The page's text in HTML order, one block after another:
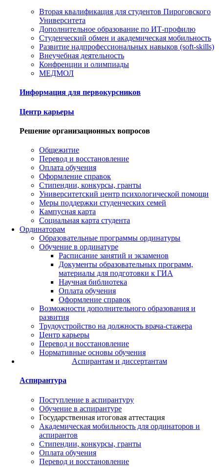
Вторая квалификация для студентов Пироговского
Университета
Дополнительное образование по ИТ-профилю
Студенческий обмен и академическая мобильность
Развитие надпрофессиональных навыков (soft-skills)
Внеучебная деятельность
Конфренции и олимпиады
МЕДМОЛ
Информация для первокурсников
Центр карьеры
Решение организационных вопросов
Общежитие
Перевод и восстановление
Оплата обучения
Оформление справок
Стипендии, конкурсы, гранты
Университетский центр психологической помощи
Меры поддержки студенческих семей
Кампусная карта
Социальная карта студента
Ординаторам
Образовательные программы ординатуры
Обучение в ординатуре
Расписание занятий и экзаменов
Документы образовательных программ,
материалы для подготовки к ГИА
Научная библиотека
Оплата обучения
Оформление справок
Возможности дополнительного образования и
развития
Трудоустройство на должность врача-стажера
Центр карьеры
Перевод и восстановление
Нормативные основы обучения
Аспирантам и диссертантам
Аспирантура
Поступление в аспирантуру
Обучение в аспирантуре
Государственная итоговая аттестация
Академическая мобильность для ординаторов и
аспирантов
Стипендии, конкурсы, гранты
Оплата обучения
Перевод и восстановление